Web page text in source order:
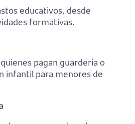
educativos, desde
formativas.
pagan guardería o
infantil para menores de